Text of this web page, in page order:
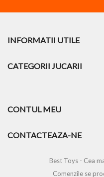
INFORMATII UTILE
CATEGORII JUCARII
CONTUL MEU
CONTACTEAZA-NE
Best Toys - Cea
Comenzile se